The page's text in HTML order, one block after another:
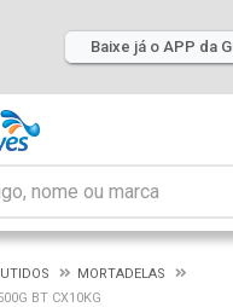
Baixe já o APP da
MORTADELAS
BT CX10KG